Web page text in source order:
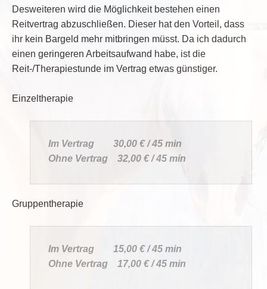
Desweiteren wird die Möglichkeit bestehen einen
Reitvertrag abzuschließen. Dieser hat den Vorteil, dass
ihr kein Bargeld mehr mitbringen müsst. Da ich dadurch
einen geringeren Arbeitsaufwand habe, ist die
Reit-/Therapiestunde im Vertrag etwas günstiger.
Einzeltherapie
Im Vertrag 30,00 € / 45 min
Ohne Vertrag 32,00 € / 45 min
Gruppentherapie
Im Vertrag 15,00 € / 45 min
Ohne Vertrag 17,00 € / 45 min